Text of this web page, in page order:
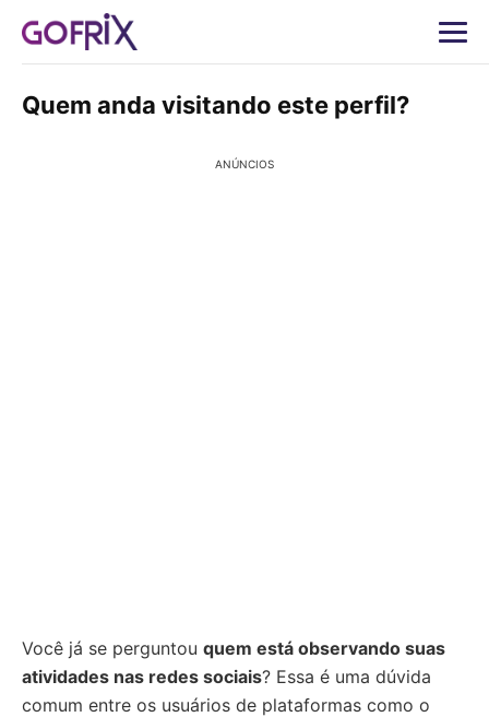
Quem anda visitando este perfil?
ANÚNCIOS
Você já se perguntou quem está observando suas
atividades nas redes sociais? Essa é uma dúvida
comum entre os usuários de plataformas como o